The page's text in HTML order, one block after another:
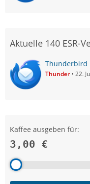
Aktuelle 140 ESR-
Thunderbird
Thunder 22.
Kaffee ausgeben für:
3,00 €